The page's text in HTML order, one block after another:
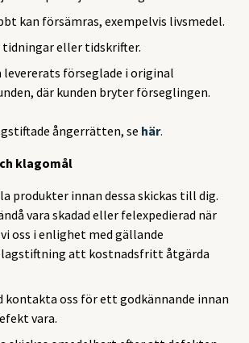
kan försämras, exempelvis livsmedel.
tidningar eller tidskrifter.
levererats förseglade i original
där kunden bryter förseglingen.
ångerrätten, se här.
klagomål
produkter innan dessa skickas till dig.
vara skadad eller felexpedierad när
oss i enlighet med gällande
att kostnadsfritt åtgärda
kontakta oss för ett godkännande innan
vara.